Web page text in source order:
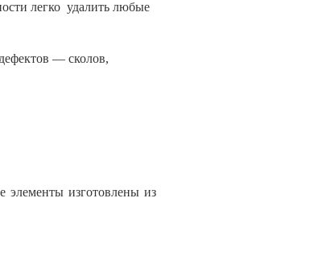
легко удалить любые
— сколов,
элементы изготовлены из